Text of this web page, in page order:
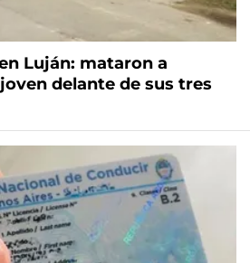
Luján: mataron a
delante de sus tres